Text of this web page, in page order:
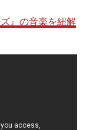
』の音楽を紐解